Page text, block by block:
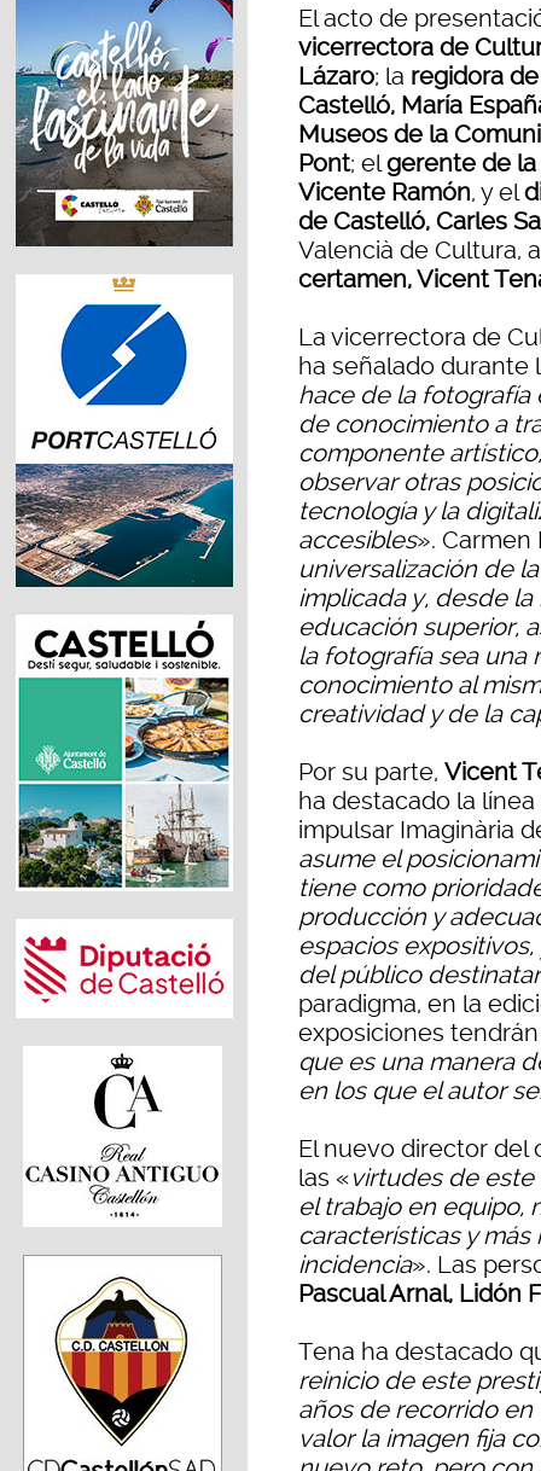
El acto de
vicerrectora de
Lázaro; la regidora
Castelló, María
Museos de la
Pont; elgerente de
Vicente Ramón, y el
de Castelló, Carles
Valencià de Cultura,
certamen, Vicent
La vicerrectora de
ha señalado durante
hace de la fotografía
de conocimiento a
componente
observar otras
tecnología y la
accesibles».
universalización de
implicada y, desde
educación superior,
la fotografía sea una
conocimiento al
creatividad y de la
Por su parte, Vicent
ha destacado la
impulsar Imaginària
asume el
tiene como
producción y
espacios
del público
paradigma, en la
exposiciones
que es una manera
en los que el autor
El nuevo director del
las «virtudes de este
el trabajo en equipo,
características y
incidencia». Las
Pascual Arnal, Lidón
Tena ha destacado
reinicio de este
años de recorrido
valor la imagen fija